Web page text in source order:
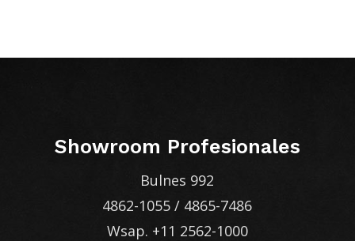
Showroom Profesionales
Bulnes 992
4862-1055 / 4865-7486
Wsap. +11 2562-1000